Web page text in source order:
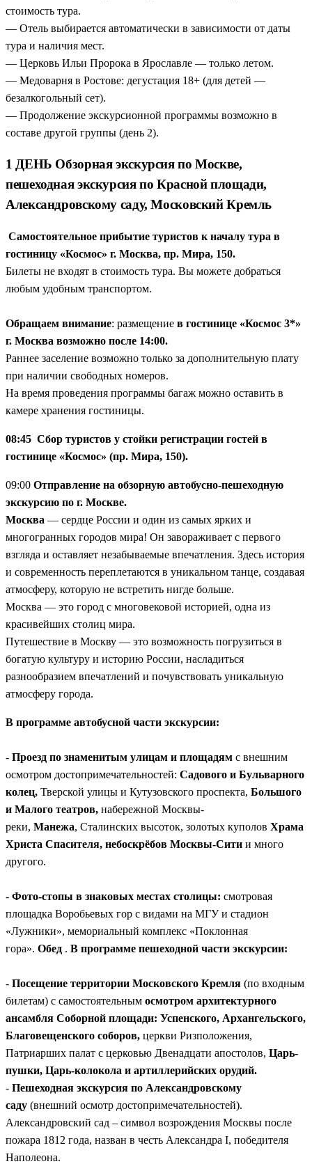
стоимость тура.
— Отель выбирается автоматически в зависимости от даты
тура и наличия мест.
— Церковь Ильи Пророка в Ярославле — только летом.
— Медоварня в Ростове: дегустация 18+ (для детей —
безалкогольный сет).
— Продолжение экскурсионной программы возможно в
составе другой группы (день 2).
1 ДЕНЬ Обзорная экскурсия по Москве,
пешеходная экскурсия по Красной площади,
Александровскому саду, Московский Кремль
Самостоятельное прибытие туристов к началу тура в
гостиницу «Космос» г. Москва, пр. Мира, 150.
Билеты не входят в стоимость тура. Вы можете добраться
любым удобным транспортом.
Обращаем внимание: размещение в гостинице «Космос 3*»
г. Москва возможно после 14:00.
Раннее заселение возможно только за дополнительную плату
при наличии свободных номеров.
На время проведения программы багаж можно оставить в
камере хранения гостиницы.
08:45 Сбор туристов у стойки регистрации гостей в
гостинице «Космос» (пр. Мира, 150).
09:00 Отправление на обзорную автобусно-пешеходную
экскурсию по г. Москве.
Москва — сердце России и один из самых ярких и
многогранных городов мира! Он завораживает с первого
взгляда и оставляет незабываемые впечатления. Здесь история
и современность переплетаются в уникальном танце, создавая
атмосферу, которую не встретить нигде больше.
Москва — это город с многовековой историей, одна из
красивейших столиц мира.
Путешествие в Москву — это возможность погрузиться в
богатую культуру и историю России, насладиться
разнообразием впечатлений и почувствовать уникальную
атмосферу города.
В программе автобусной части экскурсии:
- Проезд по знаменитым улицам и площадям с внешним
осмотром достопримечательностей: Садового и Бульварного
колец, Тверской улицы и Кутузовского проспекта, Большого
и Малого театров, набережной Москвы-
реки, Манежа, Сталинских высоток, золотых куполов Храма
Христа Спасителя, небоскрёбов Москвы-Сити и много
другого.
- Фото-стопы в знаковых местах столицы: смотровая
площадка Воробьевых гор с видами на МГУ и стадион
«Лужники», мемориальный комплекс «Поклонная
гора». Обед . В программе пешеходной части экскурсии:
- Посещение территории Московского Кремля (по входным
билетам) с самостоятельным осмотром архитектурного
ансамбля Соборной площади: Успенского, Архангельского,
Благовещенского соборов, церкви Ризположения,
Патриарших палат с церковью Двенадцати апостолов, Царь-
пушки, Царь-колокола и артиллерийских орудий.
- Пешеходная экскурсия по Александровскому
саду (внешний осмотр достопримечательностей).
Александровский сад – символ возрождения Москвы после
пожара 1812 года, назван в честь Александра I, победителя
Наполеона.